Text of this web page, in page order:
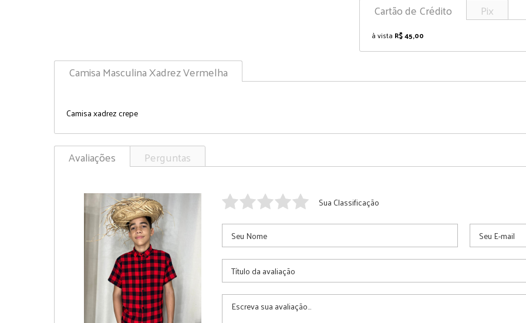
Cartão de Crédito Pix
à vista R$ 45,00
Camisa Masculina Xadrez Vermelha
Camisa xadrez crepe
Avaliações Perguntas
Sua Classificação